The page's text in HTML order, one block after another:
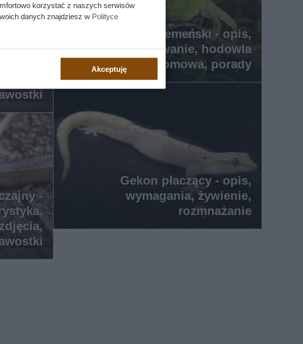
Kameleon jemeński - opis,
występowanie, hodowla
domowa, porady
-
Gekon płaczący - opis,
wymagania, żywienie,
rozmnażanie
korzystać z naszych serwisów
danych znajdziesz w Polityce
Akceptuję